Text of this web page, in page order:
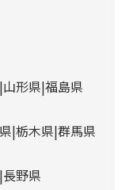
山形県 福島県
栃木県 群馬県
長野県